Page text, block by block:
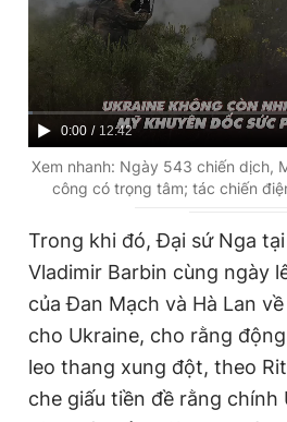
Theo dõi báo trên
0906 645 777
Liên
0908
Đặt báo Quảng cáo RSS
Phó tổng biên tập thường trực: Hải
Phó tổng biên tập: Lâm Hiếu Dũng
Phó tổng biên tập: Trần Việt Hưng
Tổng thư ký tòa soạn: Đức Trung
Giấy phép xuất bản số 110/GP -
© 2003-2026 Bản quyền thuộc về
chép dưới mọi hình thức nếu không
bản. Phát triển bởi ePi Technologies,
C
u
r
n
T
0:00 / D
u
r
12:42
Xem nhanh: Ngày 543 chiến dịch,
công có trọng tâm; tác chiến
Trong khi đó, Đại sứ Nga
Vladimir Barbin cùng ngày
của Đan Mạch và Hà Lan
cho Ukraine, cho rằng
leo thang xung đột, theo
che giấu tiền đề rằng chính